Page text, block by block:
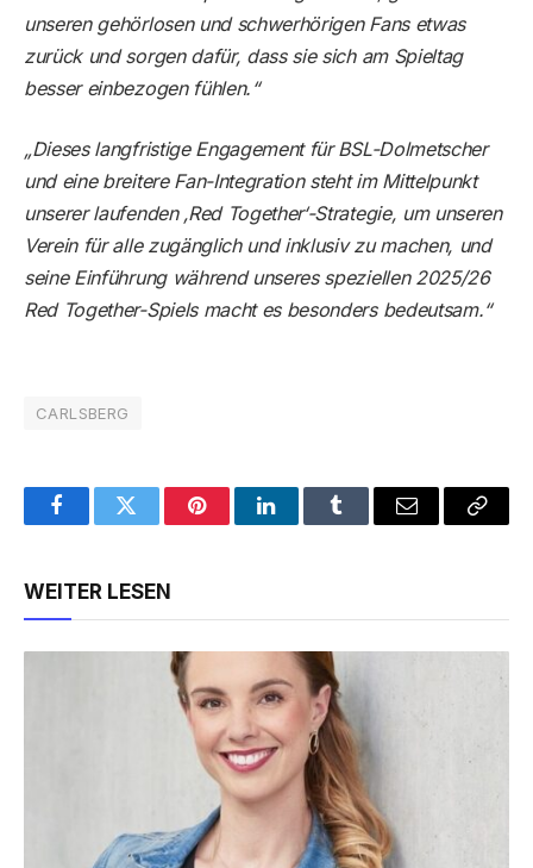
unseren gehörlosen und schwerhörigen Fans etwas
zurück und sorgen dafür, dass sie sich am Spieltag
besser einbezogen fühlen.“
„Dieses langfristige Engagement für BSL-Dolmetscher
und eine breitere Fan-Integration steht im Mittelpunkt
unserer laufenden ‚Red Together‘-Strategie, um unseren
Verein für alle zugänglich und inklusiv zu machen, und
seine Einführung während unseres speziellen 2025/26
Red Together-Spiels macht es besonders bedeutsam.“
CARLSBERG
FacebookTwitter PinterestLinkedInTumblr Email
Copy
WEITER LESEN